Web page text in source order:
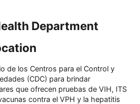
Department
de los Centros para el Control y
(CDC) para brindar
que ofrecen pruebas de VIH, ITS
contra el VPH y la hepatitis